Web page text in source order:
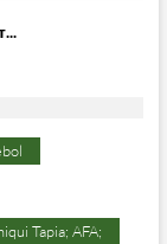
Tapia; AFA;